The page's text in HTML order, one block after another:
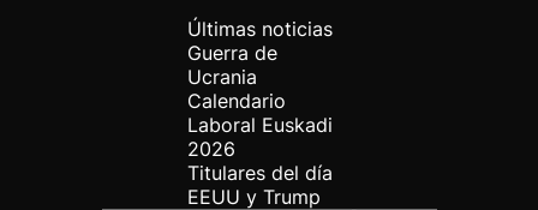
Últimas noticias
Guerra de
Ucrania
Calendario
Laboral Euskadi
2026
Titulares del día
EEUU y Trump